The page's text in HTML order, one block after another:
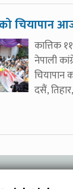
चियापान
कात्तिक
नेपाली
चियापान
दसैं,